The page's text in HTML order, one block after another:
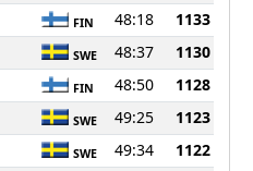
FIN 48:18
1133
SWE 48:37
1130
FIN 48:50
1128
SWE 49:25
1123
SWE 49:34
1122